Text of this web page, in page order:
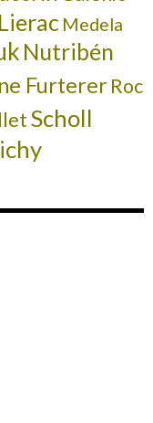
Lierac Medela
Nutribén
FurtererRoc
Scholl